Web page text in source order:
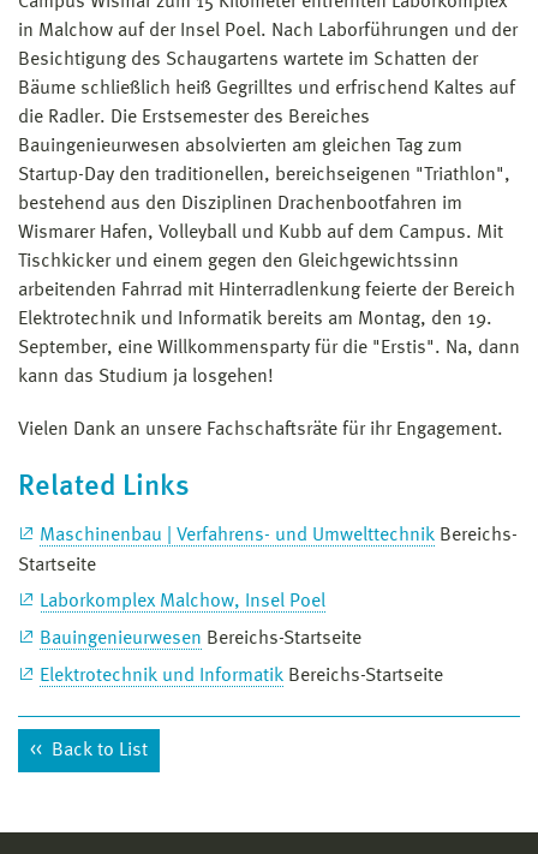
in Malchow auf der Insel Poel. Nach Laborführungen und der
Besichtigung des Schaugartens wartete im Schatten der
Bäume schließlich heiß Gegrilltes und erfrischend Kaltes auf
die Radler. Die Erstsemester des Bereiches
Bauingenieurwesen absolvierten am gleichen Tag zum
Startup-Day den traditionellen, bereichseigenen "Triathlon",
bestehend aus den Disziplinen Drachenbootfahren im
Wismarer Hafen, Volleyball und Kubb auf dem Campus. Mit
Tischkicker und einem gegen den Gleichgewichtssinn
arbeitenden Fahrrad mit Hinterradlenkung feierte der Bereich
Elektrotechnik und Informatik bereits am Montag, den 19.
September, eine Willkommensparty für die "Erstis". Na, dann
kann das Studium ja losgehen!
Vielen Dank an unsere Fachschaftsräte für ihr Engagement.
Related Links
Maschinenbau | Verfahrens- und Umwelttechnik Bereichs-
Startseite
Laborkomplex Malchow, Insel Poel
Bauingenieurwesen Bereichs-Startseite
Elektrotechnik und Informatik Bereichs-Startseite
Back to List